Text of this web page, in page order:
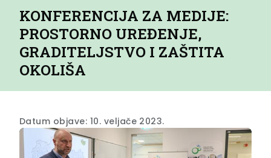
KONFERENCIJA ZA MEDIJE:
PROSTORNO UREĐENJE,
GRADITELJSTVO I ZAŠTITA
OKOLIŠA
Datum objave: 10. veljače 2023.